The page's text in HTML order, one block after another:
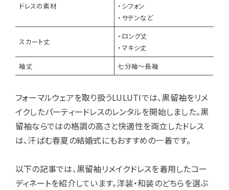
ドレスの素材
・シフォン
・サテンなど
スカート丈
・ロング丈
・マキシ丈
袖丈
七分袖〜長袖
フォーマルウェアを取り扱うLULUTIでは、黒留袖をリメ
イクしたパーティードレスのレンタルを開始しました。黒
留袖ならではの格調の高さと快適性を両立したドレス
は、汗ばむ春夏の結婚式にもおすすめの一着です。
以下の記事では、黒留袖リメイクドレスを着用したコー
ディネートを紹介しています。洋装・和装のどちらを選ぶ